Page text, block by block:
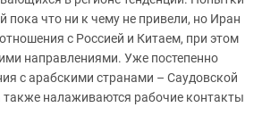
пока что ни к чему не привели, но Иран
с Россией и Китаем, при этом
направлениями. Уже постепенно
с арабскими странами – Саудовской
также налаживаются рабочие контакты